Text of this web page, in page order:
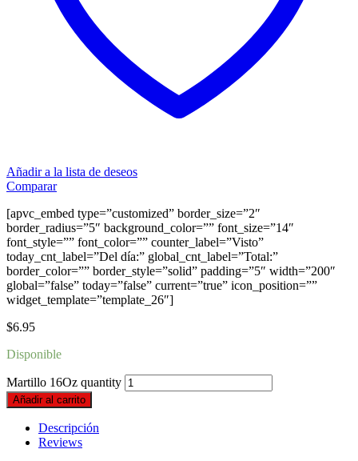
Añadir a la lista de deseos
Comparar
[apvc_embed type=”customized” border_size=”2″
border_radius=”5″ background_color=”” font_size=”14″
font_style=”” font_color=”” counter_label=”Visto”
today_cnt_label=”Del día:” global_cnt_label=”Total:”
border_color=”” border_style=”solid” padding=”5″ width=”200″
global=”false” today=”false” current=”true” icon_position=””
widget_template=”template_26″]
$6.95
Disponible
Martillo 16Oz quantity
Añadir al carrito
Descripción
Reviews